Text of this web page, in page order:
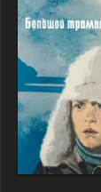
справится с